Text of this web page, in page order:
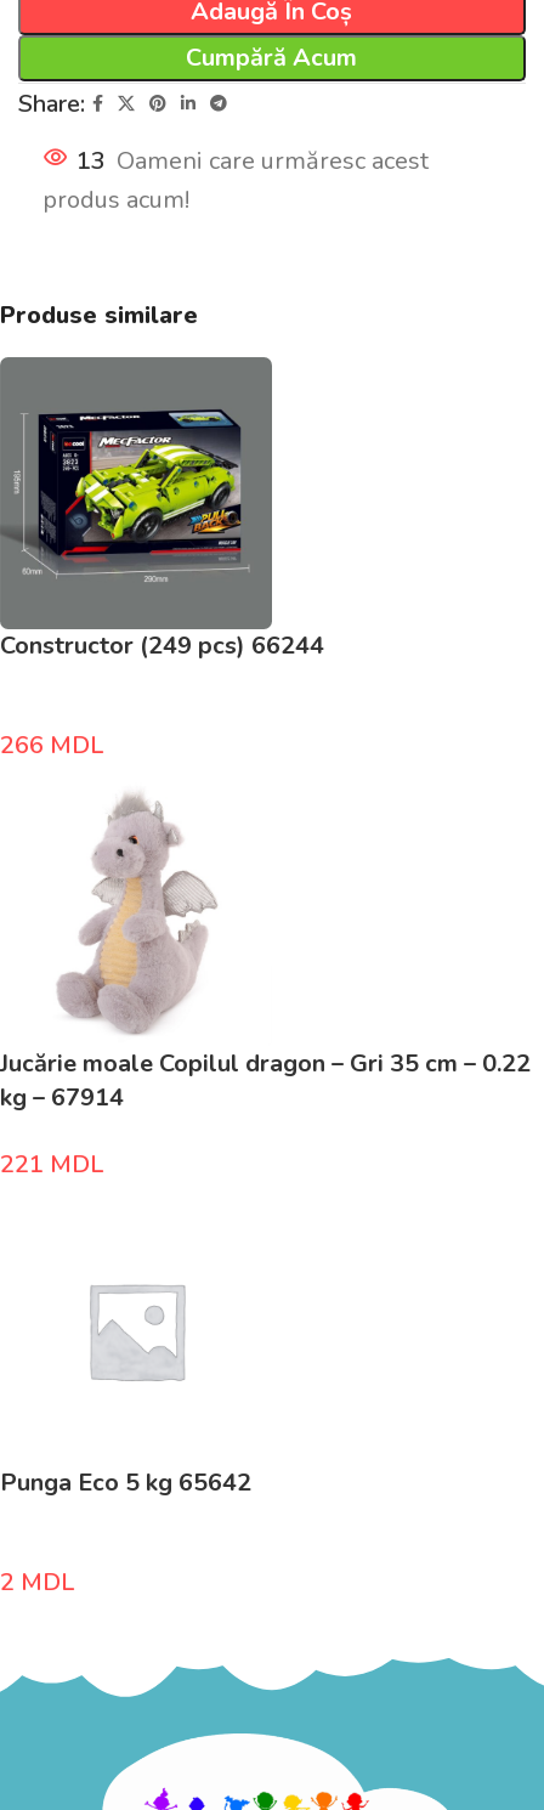
Adaugă În Coș
Cumpără Acum
Share:
13 Oameni care urmăresc acest
produs acum!
Produse similare
Constructor (249 pcs) 66244
266 MDL
Jucărie moale Copilul dragon – Gri 35 cm – 0.22
kg – 67914
221 MDL
Punga Eco 5 kg 65642
2 MDL